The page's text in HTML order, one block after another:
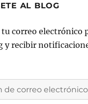
AL BLOG
correo electrónico
y recibir